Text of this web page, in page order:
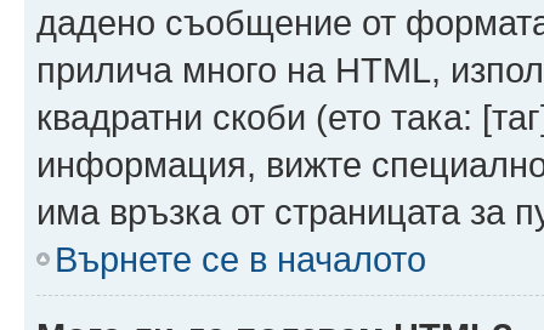
дадено съобщение от
прилича много на HTML,
квадратни скоби (ето така:
информация, вижте
има връзка от страницата за
Върнете се в началото